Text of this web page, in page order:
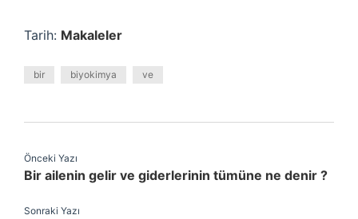
Tarih: Makaleler
bir biyokimya ve
Önceki Yazı
Bir ailenin gelir ve giderlerinin tümüne ne denir ?
Sonraki Yazı